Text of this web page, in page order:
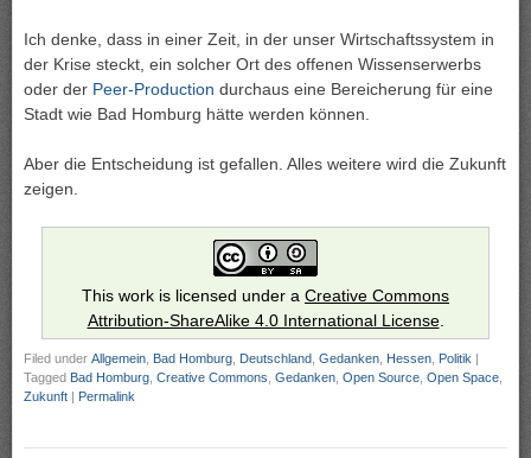
Ich denke, dass in einer Zeit, in der unser Wirtschaftssystem in
der Krise steckt, ein solcher Ort des offenen Wissenserwerbs
oder der Peer-Production durchaus eine Bereicherung für eine
Stadt wie Bad Homburg hätte werden können.
Aber die Entscheidung ist gefallen. Alles weitere wird die Zukunft
zeigen.
This work is licensed under a Creative Commons
Attribution-ShareAlike 4.0 International License.
Filed under Allgemein Bad Homburg Deutschland Gedanken Hessen Politik |
Tagged Bad Homburg Creative Commons Gedanken Open Source Open Space
Zukunft | Permalink